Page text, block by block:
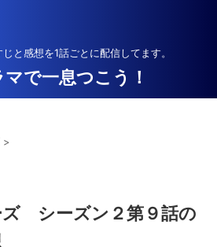
と感想を1話ごとに配信してます。
で一息つこう！
>
シーズン２第９話の